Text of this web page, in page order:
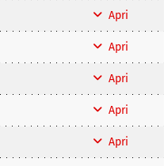
Apri
Apri
Apri
Apri
Apri